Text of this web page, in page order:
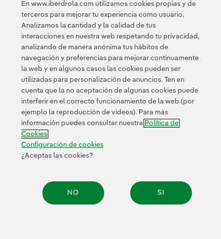
verdestanto en su construcción como en la
explotación del proyecto.
Contacta Política de Privacidad Información legal
Transparencia en el uso de la IA Política de cookies
Configuración de cookies Accesibilidad Canal de denuncias
© 2026 Iberdrola, S.A. Reservados todos los derechos.
En www.iberdrola.com utilizamos cookies propias y de
terceros para mejorar tu experiencia como usuario.
Analizamos la cantidad y la calidad de tus
interacciones en nuestra web respetando tu privacidad,
analizando de manera anónima tus hábitos de
navegación y preferencias para mejorar continuamente
la web y en algunos casos las cookies pueden ser
utilizadas para personalización de anuncios. Ten en
cuenta que la no aceptación de algunas cookies puede
interferir en el correcto funcionamiento de la web (por
ejemplo la reproducción de videos). Para más
información puedes consultar nuestra Política de
Cookies
Configuración de cookies
¿Aceptas las cookies?
NO SI